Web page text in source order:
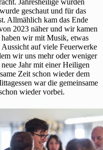
Jahresheilige wurden
geschaut und für das
Allmählich kam das Ende
2023 näher und wir kamen
wir mit Musik, etwas
auf viele Feuerwerke
wir uns mehr oder weniger
Jahr mit einer Heiligen
Zeit schon wieder dem
war die gemeinsame
wieder vorbei.